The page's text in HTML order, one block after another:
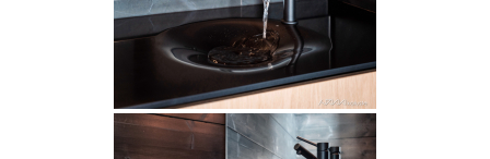
PALVELUT
Suunnittelijoille
Projektimyynti